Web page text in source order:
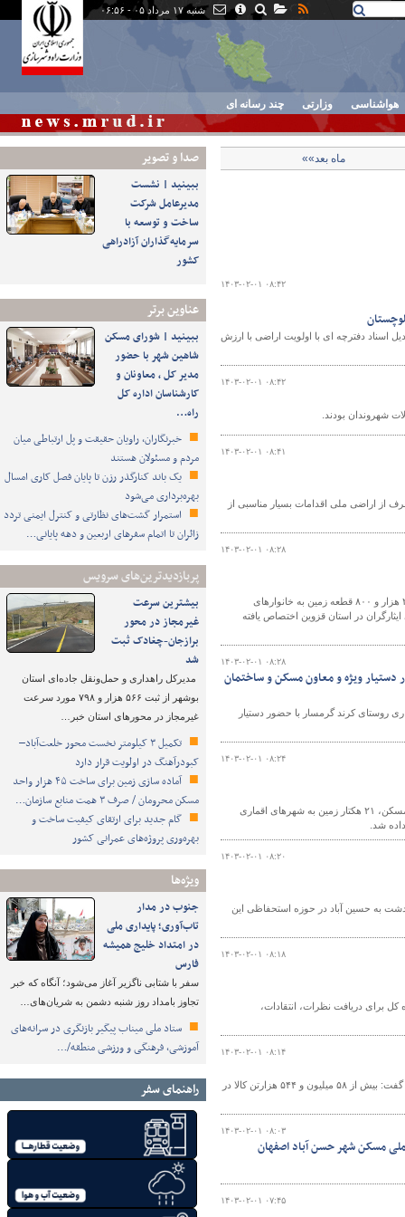
شنبه ۱۷ مرداد ۰۵ - ۰۶:۵۶
هواشناسی وزارتی چند رسانه ای
صدا و تصوير
ببینید | نشست
مدیرعامل شرکت
ساخت و توسعه با
سرمایه‌گذاران آزادراهی
کشور
عناوین برتر
ببینید | شورای مسکن
شاهین شهر با حضور
مدیر کل ، معاونان و
کارشناسان اداره کل
راه…
خبرنگاران، راویان حقیقت و پل ارتباطی میان
مردم و مسئولان هستند
یک باند کنارگذر رزن تا پایان فصل کاری امسال
بهره‌برداری می‌شود
استمرار گشت‌های نظارتی و کنترل ایمنی تردد
زائران تا اتمام سفرهای اربعین و دهه پایانی…
پربازدیدترین‌های سرویس
بیشترین سرعت
غیرمجاز در محور
برازجان-چغادک ثبت
شد
مدیرکل راهداری و حمل‌ونقل جاده‌ای استان
بوشهر از ثبت ۵۶۶ هزار و ۷۹۸ مورد سرعت
غیرمجاز در محورهای استان خبر…
تکمیل ۳ کیلومتر نخست محور خلعت‌آباد–
کبودرآهنگ در اولویت قرار دارد
آماده سازی زمین برای ساخت ۴۵ هزار واحد
مسکن محرومان / صرف ۳ همت منابع سازمان…
گام جدید برای ارتقای کیفیت ساخت و
بهره‌وری پروژه‌های عمرانی کشور
ویژه‌ها
جنوب در مدار
تاب‌آوری؛ پایداری ملی
در امتداد خلیج همیشه
فارس
سفر با شتابی ناگزیر آغاز می‌شود؛ آنگاه که خبر
تجاوز بامداد روز شنبه دشمن به شریان‌های…
ستاد ملی میناب پیگیر بازنگری در سرانه‌های
آموزشی، فرهنگی و ورزشی منطقه/…
راهنمای سفر
ماه بعد»»
۱۴۰۳-۰۲-۰۱ ۰۸:۴۲
اسناد دفترچه ای با اولویت اراضی با ارزش
۱۴۰۳-۰۲-۰۱ ۰۸:۴۲
شهروندان بودند.
۱۴۰۳-۰۲-۰۱ ۰۸:۴۱
اراضی ملی اقدامات بسیار مناسبی از
۱۴۰۳-۰۲-۰۱ ۰۸:۲۸
سرپرست اداره کل راه و شهرسازی استان قزوین گفت: از آغاز طرح حمایت از خانواده و جوانی و جمعیت تا کنون ۲ هزار و ۸۰۰ قطعه زمین به خانوارهای
فرزندی و مشمولین قوانین حمایتی ایثارگران در استان قزوین اختصاص یافته
۱۴۰۳-۰۲-۰۱ ۰۸:۲۸
گرمسار با حضور دستیار ویژه و معاون مسکن و ساختمان
دوم سفر هیئت دولت به استان سمنان، عملیات آماده سازی اراضی ۲۰ هکتاری روستای کرند گرمسار با حضور دستیار
۱۴۰۳-۰۲-۰۱ ۰۸:۲۴
رئیس اداره راه و شهرسازی شهرستان کاشان گفت: در راستای اجرای طرح نهضت ملی مسکن، ۲۱ هکتار زمین به شهرهای اقماری
۱۴۰۳-۰۲-۰۱ ۰۸:۲۰
از محور سه راهی مهردشت به حسین آباد در حوزه استحفاظی این
۱۴۰۳-۰۲-۰۱ ۰۸:۱۸
برای دریافت نظرات، انتقادات،
۱۴۰۳-۰۲-۰۱ ۰۸:۱۴
سرپرست اداره حمل و نقل کالای اداره کل راهداری و حمل و نقل جاده ای استان اصفهان گفت: بیش از ۵۸ میلیون و ۵۴۴ هزارتن کالا در
۱۴۰۳-۰۲-۰۱ ۰۸:۰۳
۱۴۰۳-۰۲-۰۱ ۰۷:۴۵